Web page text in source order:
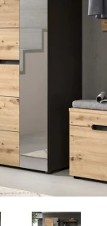
Jídelní
Pánve
Zobrazit vše